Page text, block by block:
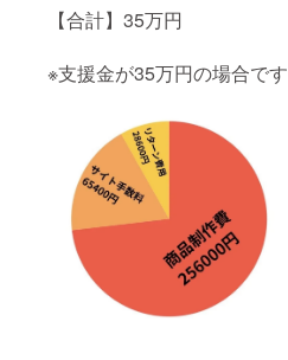
【合計】35万円
※支援金が35万円の場合です